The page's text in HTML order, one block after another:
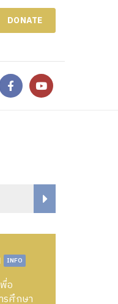
DONATE
INFO
อ
รศึกษา